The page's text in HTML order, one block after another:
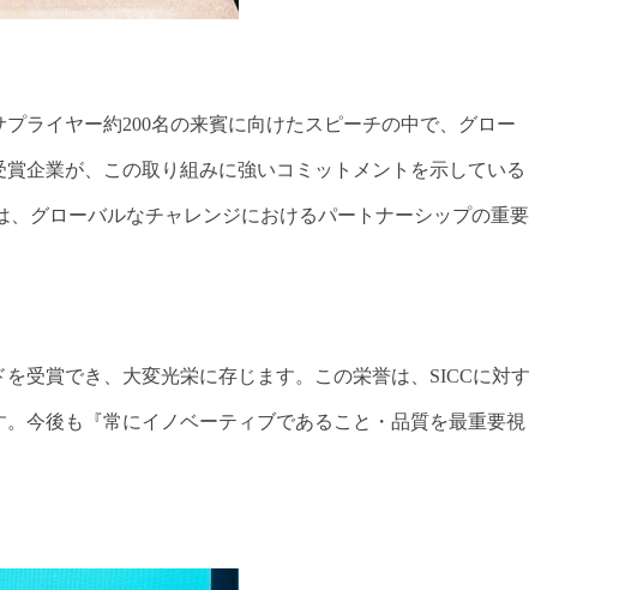
プライヤー約200名の来賓に向けたスピーチの中で、グロー
企業が、この取り組みに強いコミットメントを示している
、グローバルなチャレンジにおけるパートナーシップの重要
受賞でき、大変光栄に存じます。この栄誉は、 SICCに対す
今後も『常にイノベーティブであること・品質を最重要視